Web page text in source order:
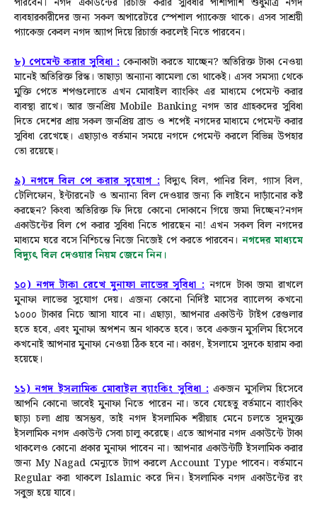
ব্যবহারকারীদের জন্য সকল অপারেটরে স্পেশাল প্যাকেজ থাকে। এসব সাশ্রয়ী
প্যাকেজ কেবল নগদ অ্যাপ দিয়ে রিচার্জ করলেই নিতে পারবেন।
৮) পেমেন্ট করার সুবিধা : কেনাকাটা করতে যাচ্ছেন? অতিরিক্ত টাকা নেওয়া
মানেই অতিরিক্ত রিস্ক। তাছাড়া অন্যান্য ঝামেলা তো থাকেই। এসব সমস্যা থেকে
মুক্তি পেতে শপগুলোতে এখন মোবাইল ব্যাংকিং এর মাধ্যমে পেমেন্ট করার
ব্যবস্থা রাখে। আর জনপ্রিয় Mobile Banking নগদ তার গ্রাহকদের সুবিধা
দিতে দেশের প্রায় সকল জনপ্রিয় ব্রান্ড ও শপেই নগদের মাধ্যমে পেমেন্ট করার
সুবিধা রেখেছে। এছাড়াও বর্তমান সময়ে নগদে পেমেন্ট করলে বিভিন্ন উপহার
তো রয়েছে।
৯) নগদে বিল পে করার সুযোগ : বিদ্যুৎ বিল, পানির বিল, গ্যাস বিল,
টেলিফোন, ইন্টারনেট ও অন্যান্য বিল দেওয়ার জন্য কি লাইনে দাড়াঁনোর কষ্ট
করছেন? কিংবা অতিরিক্ত ফি দিয়ে কোনো দোকানে গিয়ে জমা দিচ্ছেন?নগদ
একাউন্টের বিল পে করার সুবিধা নিতে পারছেন না! এখন সকল বিল নগদের
মাধ্যমে ঘরে বসে নিশ্চিন্তে নিজে নিজেই পে করতে পারবেন। নগদের মাধ্যমে
বিদ্যুৎ বিল দেওয়ার নিয়ম জেনে নিন।
১০) নগদ টাকা রেখে মুনাফা লাভের সুবিধা : নগদে টাকা জমা রাখলে
মুনাফা লাভের সুযোগ দেয়। এজন্য কোনো নির্দিষ্ট মাসের ব্যালেন্স কখনো
১০০০ টাকার নিচে আসা যাবে না। এছাড়া, আপনার একাউন্ট টাইপ রেগুলার
হতে হবে, এবং মুনাফা অপশন অন থাকতে হবে।তবে একজন মুসলিম হিসেবে
কখনোই আপনার মুনাফা নেওয়া ঠিক হবে না। কারণ, ইসলামে সুদকে হারাম করা
হয়েছে।
১১) নগদ ইসলামিক মোবাইল ব্যাংকিং সুবিধা : একজন মুসলিম হিসেবে
আপনি কোনো ভাবেই মুনাফা নিতে পারেন না। তবে যেহেতু বর্তমানে ব্যাংকিং
ছাড়া চলা প্রায় অসম্ভব, তাই নগদ ইসলামিক শরীয়াহ মেনে চলতে সুদমুক্ত
ইসলামিক নগদ একাউন্ট সেবা চালু করেছে। এতে আপনার নগদ একাউন্টে টাকা
থাকলেও কোনো প্রকার মুনাফা পাবেন না। আপনার একাউন্টটি ইসলামিক করার
জন্য My Nagad মেন্যুতে ট্যাপ করলে Account Type পাবেন। বর্তমানে
Regular করা থাকলে Islamic করে দিন। ইসলামিক নগদ একাউন্টের রং
সবুজ হয়ে যাবে।